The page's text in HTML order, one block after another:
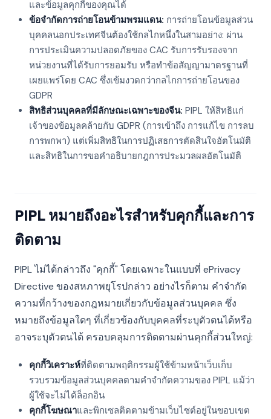
และข้อมูลคุกกี้ของคุณได้
ข้อจำกัดการถ่ายโอนข้ามพรมแดน: การถ่ายโอนข้อมูลส่วน
บุคคลนอกประเทศจีนต้องใช้กลไกหนึ่งในสามอย่าง: ผ่าน
การประเมินความปลอดภัยของ CAC รับการรับรองจาก
หน่วยงานที่ได้รับการยอมรับ หรือทำข้อสัญญามาตรฐานที่
เผยแพร่โดย CAC ซึ่งเข้มงวดกว่ากลไกการถ่ายโอนของ
GDPR
สิทธิส่วนบุคคลที่มีลักษณะเฉพาะของจีน: PIPL ให้สิทธิแก่
เจ้าของข้อมูลคล้ายกับ GDPR (การเข้าถึง การแก้ไข การลบ
การพกพา) แต่เพิ่มสิทธิในการปฏิเสธการตัดสินใจอัตโนมัติ
และสิทธิในการขอคำอธิบายกฎการประมวลผลอัตโนมัติ
PIPL หมายถึงอะไรสำหรับคุกกี้และการ
ติดตาม
PIPL ไม่ได้กล่าวถึง "คุกกี้" โดยเฉพาะในแบบที่ ePrivacy
Directive ของสหภาพยุโรปกล่าว อย่างไรก็ตาม คำจำกัด
ความที่กว้างของกฎหมายเกี่ยวกับข้อมูลส่วนบุคคล ซึ่ง
หมายถึงข้อมูลใดๆ ที่เกี่ยวข้องกับบุคคลที่ระบุตัวตนได้หรือ
อาจระบุตัวตนได้ ครอบคลุมการติดตามผ่านคุกกี้ส่วนใหญ่:
คุกกี้วิเคราะห์ที่ติดตามพฤติกรรมผู้ใช้ข้ามหน้าเว็บเก็บ
รวบรวมข้อมูลส่วนบุคคลตามคำจำกัดความของ PIPL แม้ว่า
ผู้ใช้จะไม่ได้ล็อกอิน
คุกกี้โฆษณาและพิกเซลติดตามข้ามเว็บไซต์อยู่ในขอบเขต